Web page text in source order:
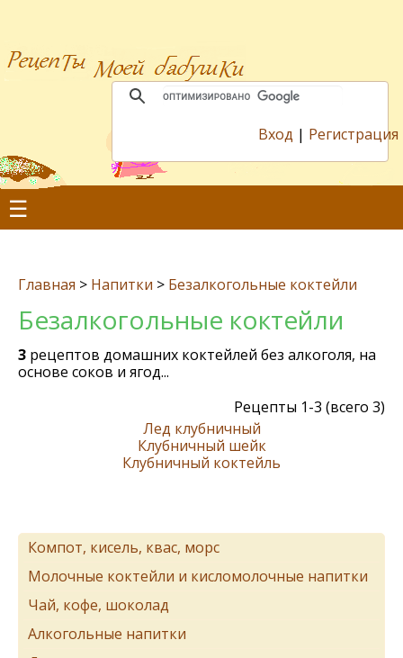
Вход | Регистрация
☰
Главная > Напитки > Безалкогольные коктейли
Безалкогольные коктейли
3 рецептов домашних коктейлей без алкоголя, на
основе соков и ягод...
Рецепты 1-3 (всего 3)
Лед клубничный
Клубничный шейк
Клубничный коктейль
Компот, кисель, квас, морс
Молочные коктейли и кисломолочные напитки
Чай, кофе, шоколад
Алкогольные напитки